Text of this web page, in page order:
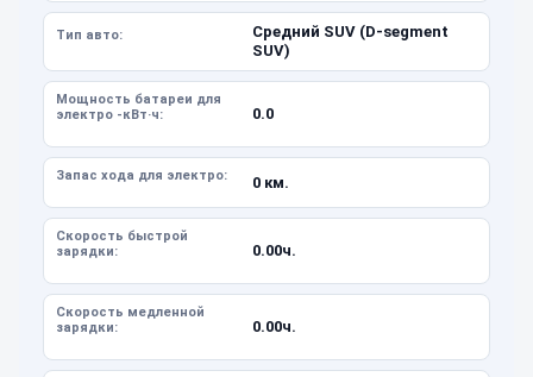
Тип авто:
Средний SUV (D-segment
SUV)
Мощность батареи для
электро -кВт·ч:
0.0
Запас хода для электро: 0 км.
Скорость быстрой
зарядки:
0.00ч.
Скорость медленной
зарядки:
0.00ч.